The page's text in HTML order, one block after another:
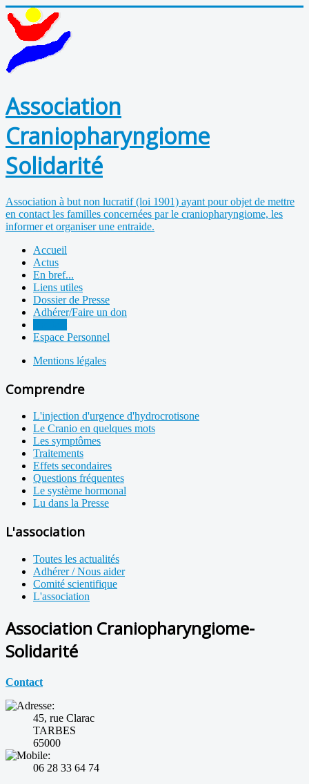
Association
Craniopharyngiome
Solidarité
Association à but non lucratif (loi 1901) ayant pour objet de mettre
en contact les familles concernées par le craniopharyngiome, les
informer et organiser une entraide.
Accueil
Actus
En bref...
Liens utiles
Dossier de Presse
Adhérer/Faire un don
Espace Personnel
Mentions légales
Comprendre
L'injection d'urgence d'hydrocrotisone
Le Cranio en quelques mots
Les symptômes
Traitements
Effets secondaires
Questions fréquentes
Le système hormonal
Lu dans la Presse
L'association
Toutes les actualités
Adhérer / Nous aider
Comité scientifique
L'association
Association Craniopharyngiome-
Solidarité
Contact
45, rue Clarac
TARBES
65000
06 28 33 64 74